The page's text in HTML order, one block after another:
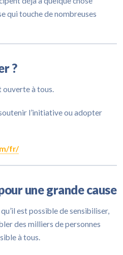
qui touche de nombreuses
?
ouverte à tous.
l’initiative ou adopter
fr/
une grande cause
est possible de sensibiliser,
des milliers de personnes
à tous.